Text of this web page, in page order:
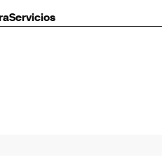
Servicios